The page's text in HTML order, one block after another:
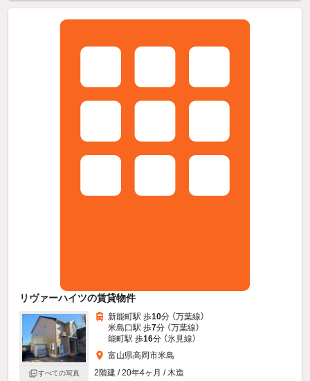
リヴァーハイツの賃貸物件
すべての写真
新能町駅 歩10分 （万葉線）
米島口駅 歩7分 （万葉線）
能町駅 歩16分 （氷見線）
富山県高岡市米島
2階建 / 20年4ヶ月 / 木造